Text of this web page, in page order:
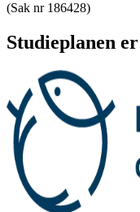
(Sak nr 186428)
Studieplanen